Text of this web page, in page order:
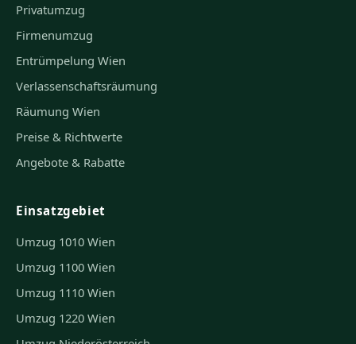
Privatumzug
Firmenumzug
Entrümpelung Wien
Verlassenschaftsräumung
Räumung Wien
Preise & Richtwerte
Angebote & Rabatte
Einsatzgebiet
Umzug 1010 Wien
Umzug 1100 Wien
Umzug 1110 Wien
Umzug 1220 Wien